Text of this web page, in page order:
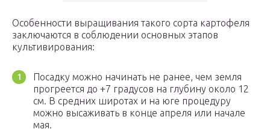
Особенности выращивания такого сорта картофеля
заключаются в соблюдении основных этапов
культивирования:
Посадку можно начинать не ранее, чем земля
прогреется до +7 градусов на глубину около 12
см. В средних широтах и на юге процедуру
можно высаживать в конце апреля или начале
мая.